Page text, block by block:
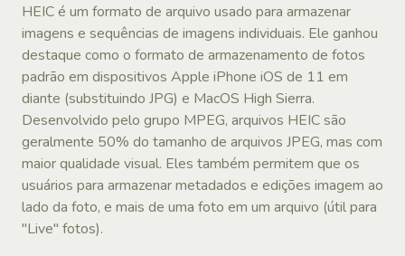
HEIC é um formato de arquivo usado para armazenar
imagens e sequências de imagens individuais. Ele ganhou
destaque como o formato de armazenamento de fotos
padrão em dispositivos Apple iPhone iOS de 11 em
diante (substituindo JPG) e MacOS High Sierra.
Desenvolvido pelo grupo MPEG, arquivos HEIC são
geralmente 50% do tamanho de arquivos JPEG, mas com
maior qualidade visual. Eles também permitem que os
usuários para armazenar metadados e edições imagem ao
lado da foto, e mais de uma foto em um arquivo (útil para
"Live" fotos).